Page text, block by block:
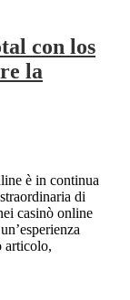
con los
la
è in continua
di
casinò online
articolo,